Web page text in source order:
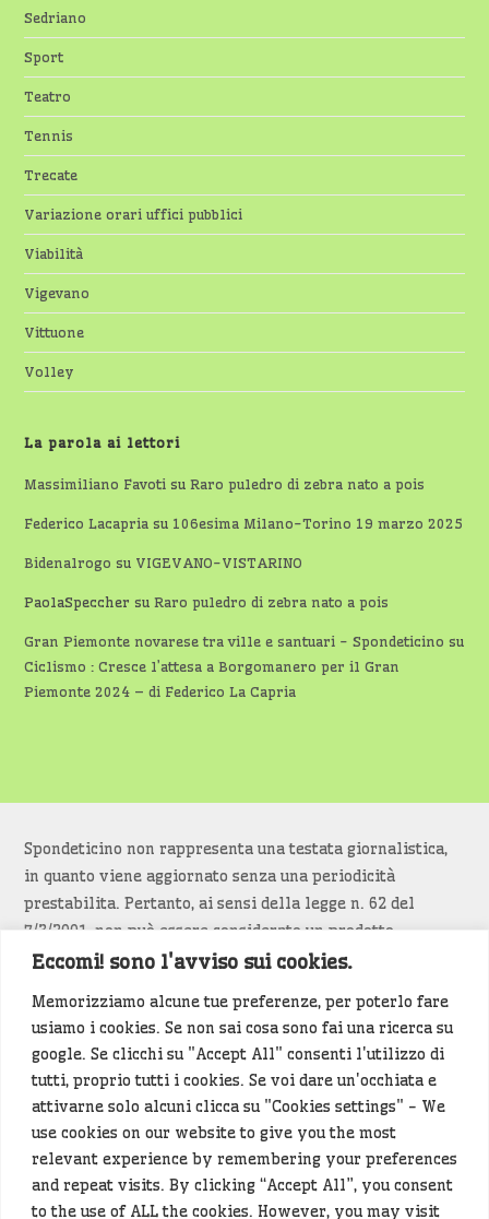
Eccomi! sono l'avviso sui cookies.
Memorizziamo alcune tue preferenze, per poterlo fare
usiamo i cookies. Se non sai cosa sono fai una ricerca su
google. Se clicchi su "Accept All" consenti l'utilizzo di
tutti, proprio tutti i cookies. Se voi dare un'occhiata e
attivarne solo alcuni clicca su "Cookies settings" - We
use cookies on our website to give you the most
relevant experience by remembering your preferences
and repeat visits. By clicking “Accept All”, you consent
to the use of ALL the cookies. However, you may visit
Sedriano
Sport
Teatro
Tennis
Trecate
Variazione orari uffici pubblici
Viabilità
Vigevano
Vittuone
Volley
La parola ai lettori
Massimiliano Favoti suRaro puledro di zebra nato a pois
Federico Lacapria su 106esima Milano-Torino 19 marzo 2025
Bidenalrogo su VIGEVANO-VISTARINO
PaolaSpeccher suRaro puledro di zebra nato a pois
Gran Piemonte novarese tra ville e santuari - Spondeticino su
Ciclismo : Cresce l’attesa a Borgomanero per il Gran
Piemonte 2024 – di Federico La Capria
Spondeticino non rappresenta una testata giornalistica,
in quanto viene aggiornato senza una periodicità
prestabilita. Pertanto, ai sensi della legge n. 62 del
7/3/2001, non può essere considerato un prodotto
editoriale.
Siamo attenti a non violare copyright e diritti
d’immagine. Se un contenuto è di tua proprietà e vuoi
richiederne la rimozionediccelo(<- clicca per inviarci un
messaggio).
Alcuni articoli sono generati in bozza rielaborando, con
l'intelligenza artificiale generativa, contenuti
provenienti da fonti istituzionali e altri siti di interesse